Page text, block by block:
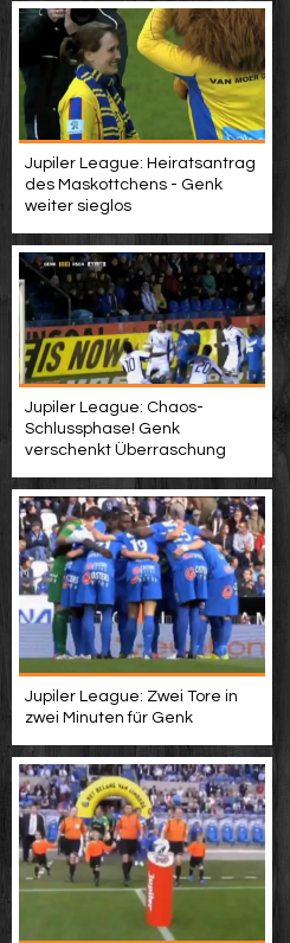
Jupiler League: Heiratsantrag
des Maskottchens - Genk
weiter sieglos
Jupiler League: Chaos-
Schlussphase! Genk
verschenkt Überraschung
Jupiler League: Zwei Tore in
zwei Minuten für Genk